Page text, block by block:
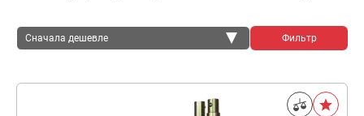
Сначала дешевле Фильтр